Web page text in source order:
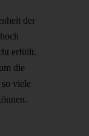
der
erfüllt.
die
viele